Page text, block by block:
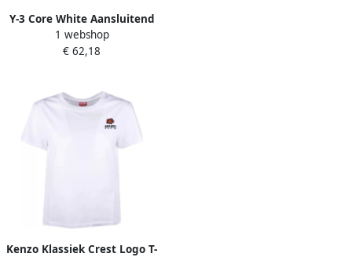
Y-3 Core White Aansluitend
T-shirt met Korte Mouwen
White Dames
1 webshop
€ 62,18
Kenzo Klassiek Crest Logo T-